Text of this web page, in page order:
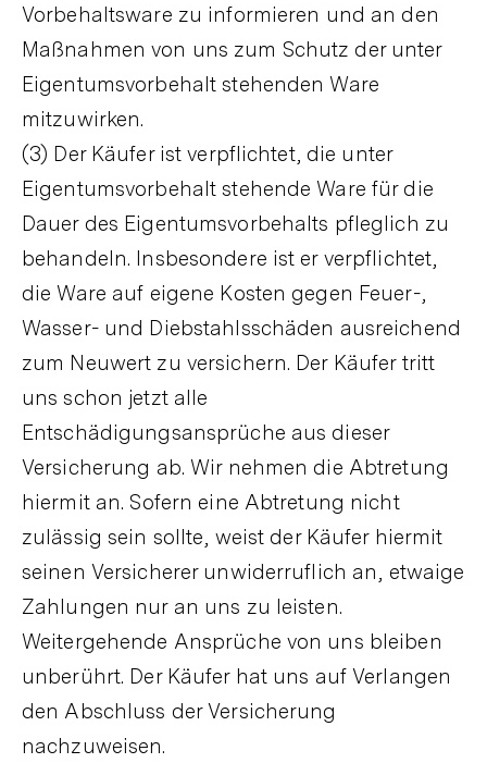
Vorbehaltsware zu informieren und an den
Maßnahmen von uns zum Schutz der unter
Eigentumsvorbehalt stehenden Ware
mitzuwirken.
(3) Der Käufer ist verpflichtet, die unter
Eigentumsvorbehalt stehende Ware für die
Dauer des Eigentumsvorbehalts pfleglich zu
behandeln. Insbesondere ist er verpflichtet,
die Ware auf eigene Kosten gegen Feuer-,
Wasser- und Diebstahlsschäden ausreichend
zum Neuwert zu versichern. Der Käufer tritt
uns schon jetzt alle
Entschädigungsansprüche aus dieser
Versicherung ab. Wir nehmen die Abtretung
hiermit an. Sofern eine Abtretung nicht
zulässig sein sollte, weist der Käufer hiermit
seinen Versicherer unwiderruflich an, etwaige
Zahlungen nur an uns zu leisten.
Weitergehende Ansprüche von uns bleiben
unberührt. Der Käufer hat uns auf Verlangen
den Abschluss der Versicherung
nachzuweisen.